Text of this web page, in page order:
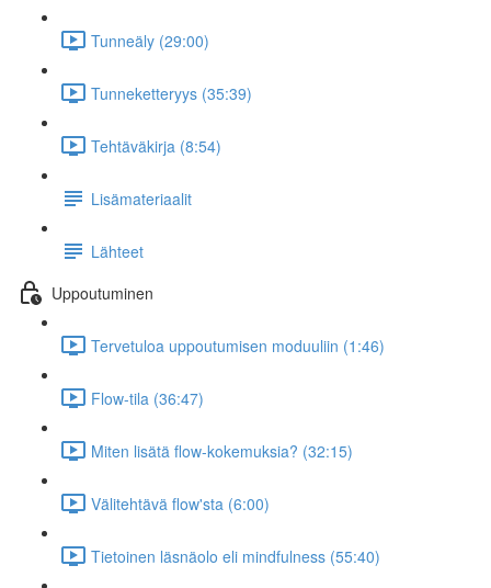
Tunneäly (29:00)
Tunneketteryys (35:39)
Tehtäväkirja (8:54)
Lisämateriaalit
Lähteet
Uppoutuminen
Tervetuloa uppoutumisen moduuliin (1:46)
Flow-tila (36:47)
Miten lisätä flow-kokemuksia? (32:15)
Välitehtävä flow'sta (6:00)
Tietoinen läsnäolo eli mindfulness (55:40)